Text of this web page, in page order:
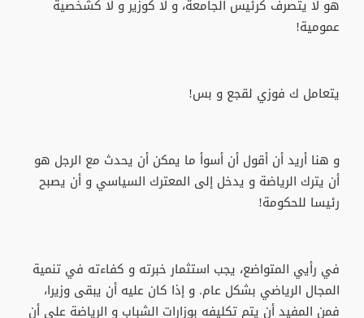
هو لا يتصرف كرئيس الجامعة، و لا كوزير و لا كشخصية
عمومية!
يتعامل ك فوزي لقجع و بس!
و هنا أريد أن أقول أن أسوأ ما يمكن أن يحدث مع الرجل هو
أن يترك الرياضة و يدخل إلى المعترك السياسي و أن يصبح
رئيسا للحكومة!
في رأيي المتواضع، يجب استثمار خبرته و كفاءته في تنمية
المجال الرياضي بشكل عام. و إذا كان عليه أن يبقى وزيرا،
فمن المفيد أن يتم تكليفه بوزارات الشباب و الرياضة على أن